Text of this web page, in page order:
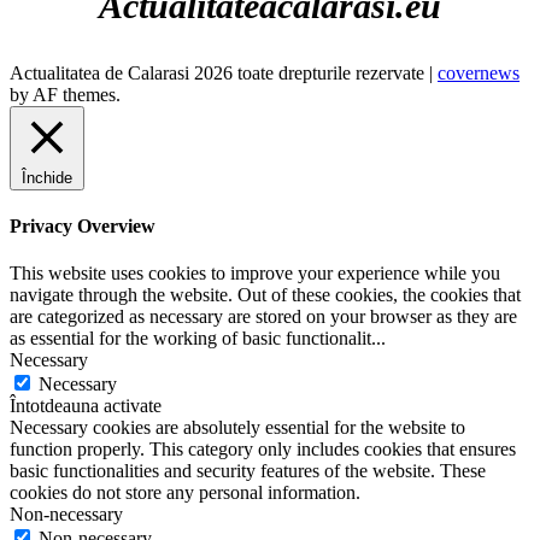
Actualitatea de Calarasi 2026 toate drepturile rezervate | covernews
by AF themes.
Închide
Privacy Overview
This website uses cookies to improve your experience while you
navigate through the website. Out of these cookies, the cookies that
are categorized as necessary are stored on your browser as they are
as essential for the working of basic functionalit...
Necessary
Necessary
Întotdeauna activate
Necessary cookies are absolutely essential for the website to
function properly. This category only includes cookies that ensures
basic functionalities and security features of the website. These
cookies do not store any personal information.
Non-necessary